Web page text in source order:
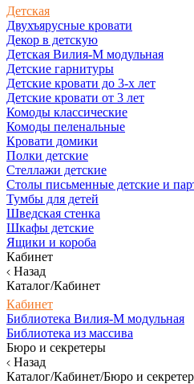
Детская
Двухъярусные кровати
Декор в детскую
Детская Вилия-М модульная
Детские гарнитуры
Детские кровати до 3-х лет
Детские кровати от 3 лет
Комоды классические
Комоды пеленальные
Кровати домики
Полки детские
Стеллажи детские
Столы письменные детские и
Тумбы для детей
Шведская стенка
Шкафы детские
Ящики и короба
Кабинет
Назад
Каталог/Кабинет
Кабинет
Библиотека Вилия-М модульная
Библиотека из массива
Бюро и секретеры
Назад
Каталог/Кабинет/Бюро и